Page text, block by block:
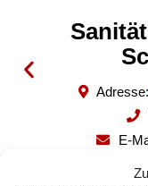
Adresse:
E-